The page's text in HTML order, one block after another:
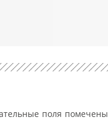
поля помечены